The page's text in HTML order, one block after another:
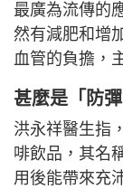
最廣為流傳的
然有減肥和增
血管的負擔，
甚麼是「防
洪永祥醫生指
啡飲品，其名
用後能帶來充